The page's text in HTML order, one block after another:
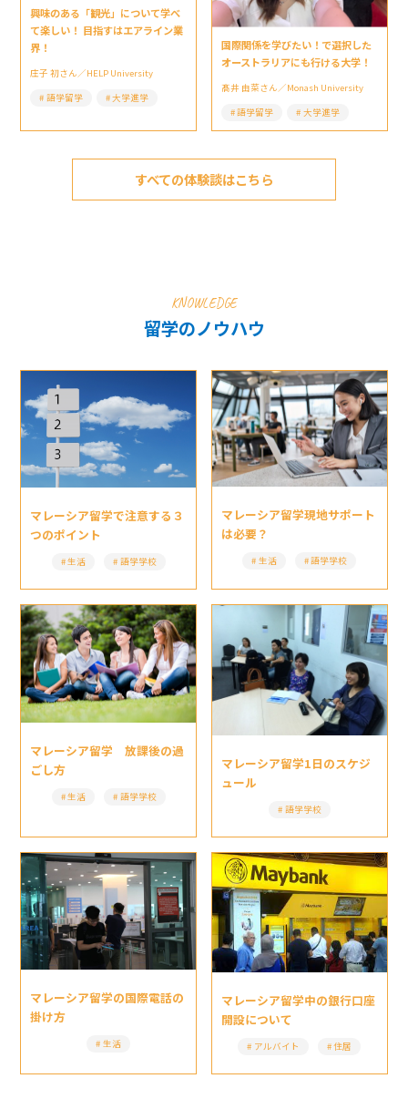
興味のある「観光」について学べ
て楽しい！ 目指すはエアライン業
界！
庄子 初さん／HELP University
語学留学
大学進学
国際関係を学びたい！で選択した
オーストラリアにも行ける大学！
髙井 由菜さん／Monash University
語学留学
大学進学
すべての体験談はこちら
KNOWLEDGE
留学のノウハウ
マレーシア留学で注意する３
つのポイント
生活 語学学校
マレーシア留学現地サポート
は必要？
生活 語学学校
マレーシア留学 放課後の過
ごし方
生活 語学学校
マレーシア留学1日のスケジ
ュール
語学学校
マレーシア留学の国際電話の
掛け方
生活
マレーシア留学中の銀行口座
開設について
アルバイト 住居